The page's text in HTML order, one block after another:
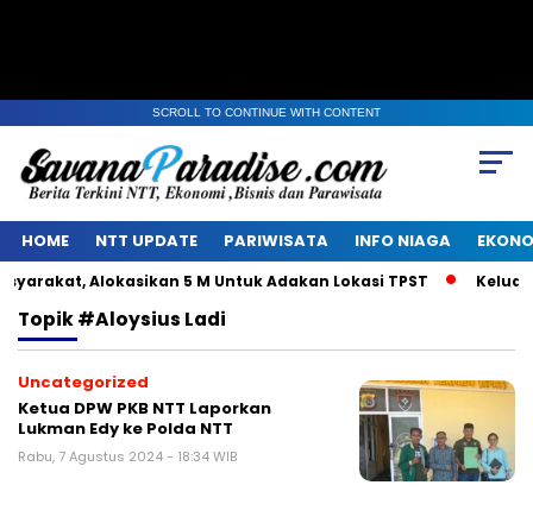
SCROLL TO CONTINUE WITH CONTENT
HOME NTT UPDATE PARIWISATA INFO NIAGA
Alokasikan 5 M Untuk Adakan Lokasi TPST
Topik#Aloysius Ladi
Uncategorized
Ketua DPW PKB NTT Laporkan
Lukman Edy ke Polda NTT
Rabu, 7 Agustus 2024 - 18:34 WIB